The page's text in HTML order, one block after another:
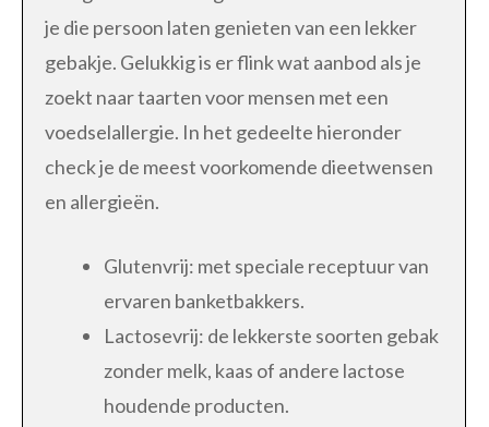
je die persoon laten genieten van een lekker
gebakje. Gelukkig is er flink wat aanbod als je
zoekt naar taarten voor mensen met een
voedselallergie. In het gedeelte hieronder
check je de meest voorkomende dieetwensen
en allergieën.
Glutenvrij: met speciale receptuur van
ervaren banketbakkers.
Lactosevrij: de lekkerste soorten gebak
zonder melk, kaas of andere lactose
houdende producten.